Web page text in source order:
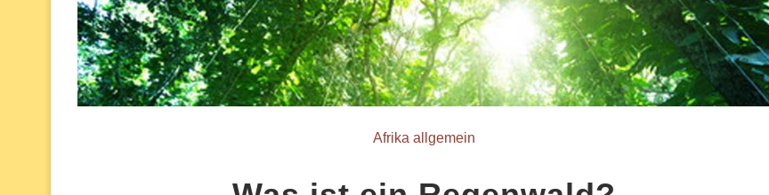
Afrika allgemein